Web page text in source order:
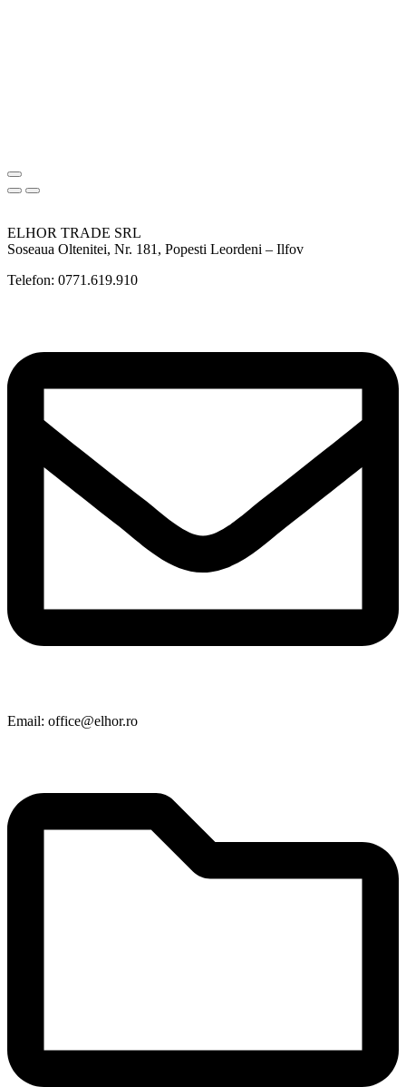
ELHOR TRADE SRL
Soseaua Oltenitei, Nr. 181, Popesti Leordeni – Ilfov
Telefon: 0771.619.910
Email: office@elhor.ro